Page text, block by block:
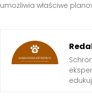
umożliwia właściwe